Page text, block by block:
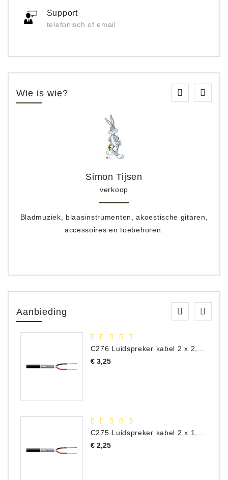
Support
telefonisch of email
Wie is wie?
Simon Tijsen
verkoop
Bladmuziek, blaasinstrumenten, akoestische gitaren,
accessoires en toebehoren.
Aanbieding
C276 Luidspreker kabel 2 x 2,50 mm² (per meter)
€ 3,25Prijs
€ 2,25Prijs